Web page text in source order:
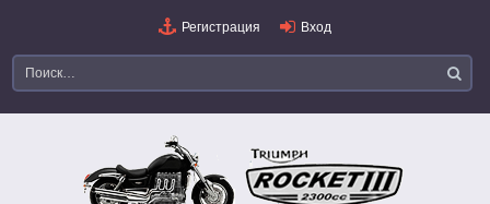
Регистрация Вход